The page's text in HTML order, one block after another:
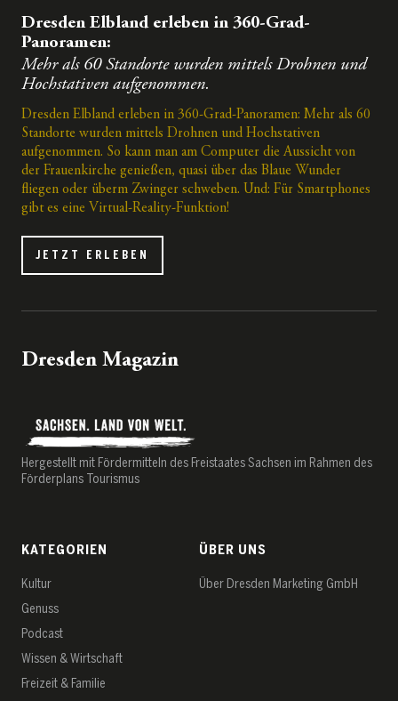
Dresden Elbland erleben in 360-Grad-
Panoramen:
Mehr als 60 Standorte wurden mittels Drohnen und
Hochstativen aufgenommen.
Dresden Elbland erleben in 360-Grad-Panoramen: Mehr als 60
Standorte wurden mittels Drohnen und Hochstativen
aufgenommen. So kann man am Computer die Aussicht von
der Frauenkirche genießen, quasi über das Blaue Wunder
fliegen oder überm Zwinger schweben. Und: Für Smartphones
gibt es eine Virtual-Reality-Funktion!
JETZT ERLEBEN
Dresden Magazin
Hergestellt mit Fördermitteln des Freistaates Sachsen im Rahmen des
Förderplans Tourismus
KATEGORIEN
Kultur
Genuss
Podcast
Wissen & Wirtschaft
Freizeit & Familie
ÜBER UNS
Über Dresden Marketing GmbH